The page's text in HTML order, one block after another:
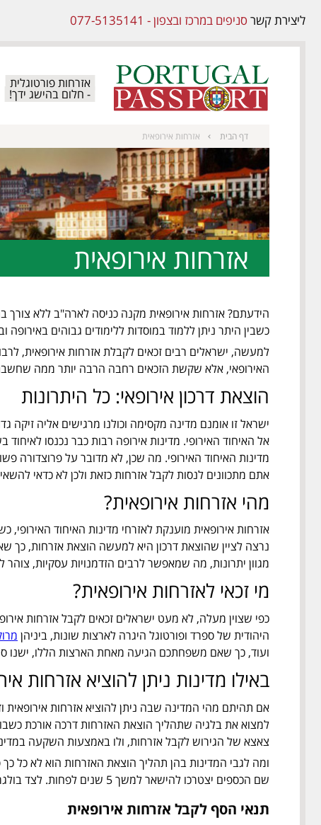
ליצירת קשר סניפים במרכז ובצפון - 077-5135141
אזרחות פורטוגלית
- חלום בהישג ידך!
דף הבית אזרחות אירופאית
אזרחות אירופאית
הידעתם? אזרחות אירופאית מקנה כניסה לארה"ב ללא צורך
כשבין היתר ניתן ללמוד במוסדות ללימודים גבוהים
למעשה, ישראלים רבים זכאים לקבלת אזרחות אירופאית, לרבות
האירופאי, אלא שקשת הזכאים רחבה הרבה יותר ממה
הוצאת דרכון אירופאי: כל היתרונות
ישראל זו אומנם מדינה מקסימה וכולנו מרגישים אליה
אל האיחוד האירופי. מדינות אירופה רבות כבר נכנסו
מדינות האיחוד האירופי. מה שכן, לא מדובר על פרוצדורה
אתם מתכוונים לנסות לקבל אזרחות כזאת ולכן לא כדאי
מהי אזרחות אירופאית?
אזרחות אירופאית מוענקת לאזרחי מדינות האיחוד האירופי, כשכיום האיחוד מונה 28 מדינות שונות. כמו
נרצה לציין שהוצאת דרכון היא למעשה הוצאת אזרחות, כך
מגוון יתרונות, מה שמאפשר לרבים הזדמנויות עסקיות,
מי זכאי לאזרחות אירופאית?
כפי שצוין מעלה, לא מעט ישראלים זכאים לקבל אזרחות
היהודית של ספרד ופורטוגל היגרה לארצות שונות, ביניהן
ועוד, כך שאם משפחתכם הגיעה מאחת הארצות הללו, ישנו
באילו מדינות ניתן להוציא אזרחות
אם תהיתם מהי המדינה שבה ניתן להוציא אזרחות
למצוא את בלגיה שתהליך הוצאת האזרחות דרכה אורכת
צאצא של הגירוש לקבל אזרחות, ולו באמצעות השקעה
שם הכספים יצטרכו להישאר למשך 5 שנים לפחות. לצד בולגריה, יש מדינות נוספות שלא כל כך מקלות על קבלת האזרחות האירופאית ומתנות את קבלת האזרחות בהשקעה במדינה ובפיתוחה.
תנאי הסף לקבל אזרחות אירופאית